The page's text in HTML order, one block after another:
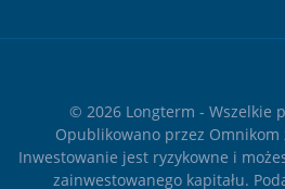
© 2026 Longterm - Wszelkie
Opublikowano przez Omnikom
Inwestowanie jest ryzykowne i
zainwestowanego kapitału.